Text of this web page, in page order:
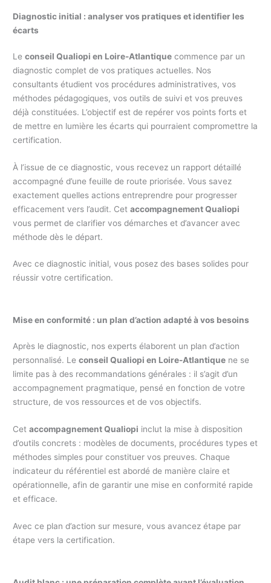
Diagnostic initial : analyser vos pratiques et identifier les
écarts
Leconseil Qualiopi en Loire-Atlantique commence par un
diagnostic complet de vos pratiques actuelles. Nos
consultants étudient vos procédures administratives, vos
méthodes pédagogiques, vos outils de suivi et vos preuves
déjà constituées. L’objectif est de repérer vos points forts et
de mettre en lumière les écarts qui pourraient compromettre la
certification.
À l’issue de ce diagnostic, vous recevez un rapport détaillé
accompagné d’une feuille de route priorisée. Vous savez
exactement quelles actions entreprendre pour progresser
efficacement vers l’audit. Cetaccompagnement Qualiopi
vous permet de clarifier vos démarches et d’avancer avec
méthode dès le départ.
Avec ce diagnostic initial, vous posez des bases solides pour
réussir votre certification.
Mise en conformité : un plan d’action adapté à vos besoins
Après le diagnostic, nos experts élaborent un plan d’action
personnalisé. Leconseil Qualiopi en Loire-Atlantique ne se
limite pas à des recommandations générales : il s’agit d’un
accompagnement pragmatique, pensé en fonction de votre
structure, de vos ressources et de vos objectifs.
Cetaccompagnement Qualiopi inclut la mise à disposition
d’outils concrets : modèles de documents, procédures types et
méthodes simples pour constituer vos preuves. Chaque
indicateur du référentiel est abordé de manière claire et
opérationnelle, afin de garantir une mise en conformité rapide
et efficace.
Avec ce plan d’action sur mesure, vous avancez étape par
étape vers la certification.